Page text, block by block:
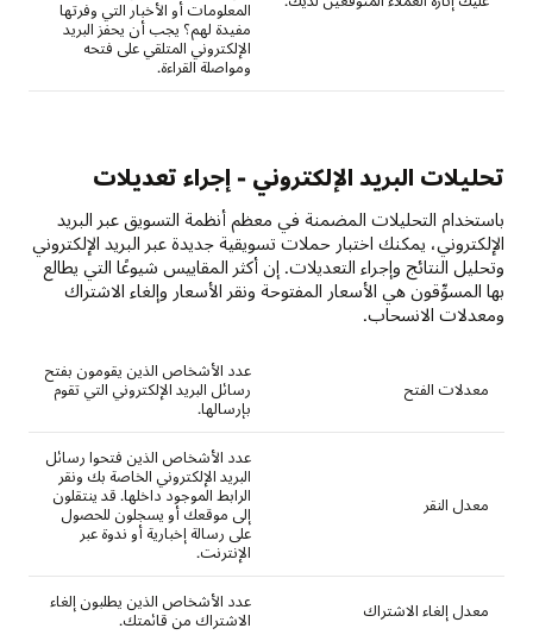
المعلومات أو الأخبار التي وفرتها
مفيدة لهم؟ يجب أن يحفز البريد
الإلكتروني المتلقي على فتحه
ومواصلة القراءة.
تحليلات البريد الإلكتروني - إجراء تعديلات
باستخدام التحليلات المضمنة في معظم أنظمة التسويق عبر البريد
الإلكتروني، يمكنك اختبار حملات تسويقية جديدة عبر البريد الإلكتروني
وتحليل النتائج وإجراء التعديلات. إن أكثر المقاييس شيوعًا التي يطالع
بها المسوِّقون هي الأسعار المفتوحة ونقر الأسعار وإلغاء الاشتراك
ومعدلات الانسحاب.
معدلات الفتح
عدد الأشخاص الذين يقومون بفتح
رسائل البريد الإلكتروني التي تقوم
بإرسالها.
معدل النقر
عدد الأشخاص الذين فتحوا رسائل
البريد الإلكتروني الخاصة بك ونقر
الرابط الموجود داخلها. قد ينتقلون
إلى موقعك أو يسجلون للحصول
على رسالة إخبارية أو ندوة عبر
الإنترنت.
معدل إلغاء الاشتراك
عدد الأشخاص الذين يطلبون إلغاء
الاشتراك من قائمتك.